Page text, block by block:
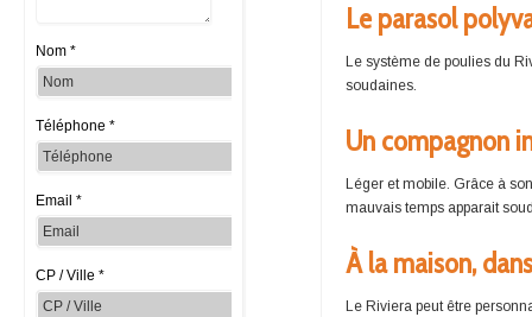
Le parasol
Le système de poulies du
soudaines.
Un compagnon
Léger et mobile. Grâce à
mauvais temps apparait
À la maison,
Le Riviera peut être
Nom *
Téléphone *
Email *
CP / Ville *